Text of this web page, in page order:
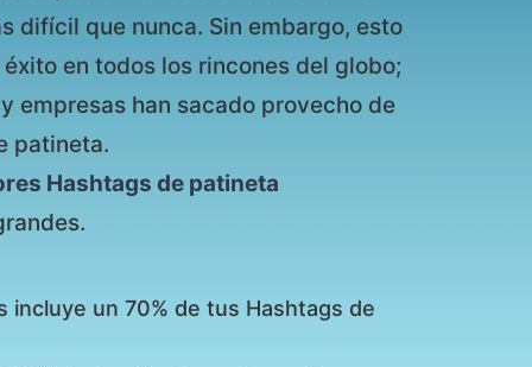
difícil que nunca. Sin embargo, esto
en todos los rincones del globo;
empresas han sacado provecho de
patineta.
Hashtags de patineta
incluye un 70% de tus Hashtags de